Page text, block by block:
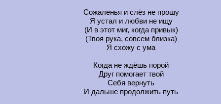
Сожаленья и слёз не прошу
Я устал и любви не ищу
(И в этот миг, когда привык)
(Твоя рука, совсем близка)
Я схожу с ума
Когда не ждёшь порой
Друг помогает твой
Себя вернуть
И дальше продолжить путь